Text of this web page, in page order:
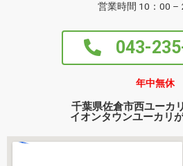
営業時間 10：00 –
043-
年中無休
千葉県佐倉市西ユーカ
イオンタウンユーカリ